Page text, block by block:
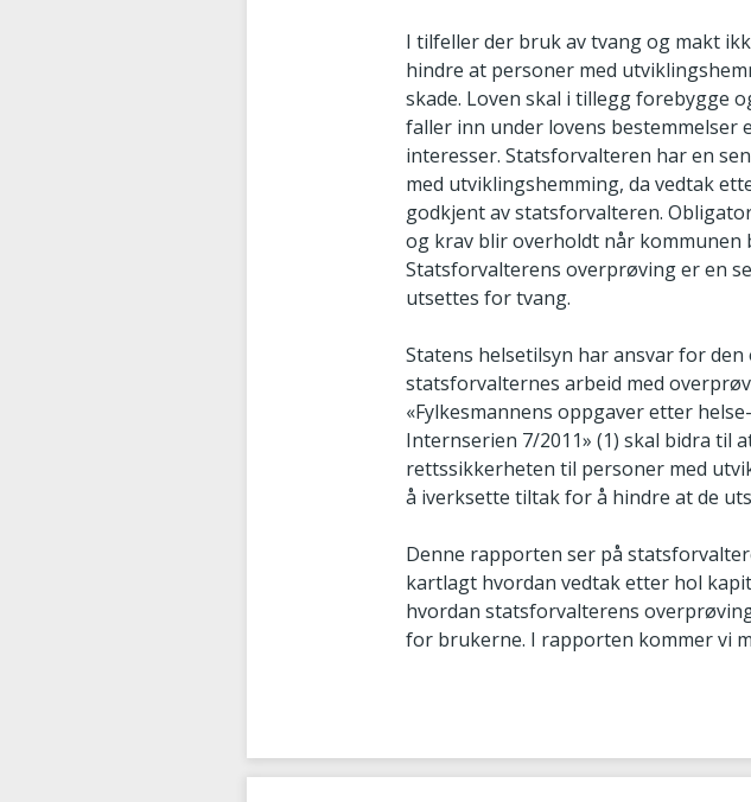
I tilfeller der bruk av tvang og makt
hindre at personer med
skade. Loven skal i tillegg forebygge
faller inn under lovens bestemmelser
interesser. Statsforvalteren har en
med utviklingshemming, da vedtak
godkjent av statsforvalteren.
og krav blir overholdt når kommunen
Statsforvalterens overprøving er en
utsettes for tvang.
Statens helsetilsyn har ansvar for
statsforvalternes arbeid med
«Fylkesmannens oppgaver etter
Internserien 7/2011»(1) skal bidra til
rettssikkerheten til personer med
å iverksette tiltak for å hindre at de
Denne rapporten ser på
kartlagt hvordan vedtak etter hol
hvordan statsforvalterens
for brukerne. I rapporten kommer vi